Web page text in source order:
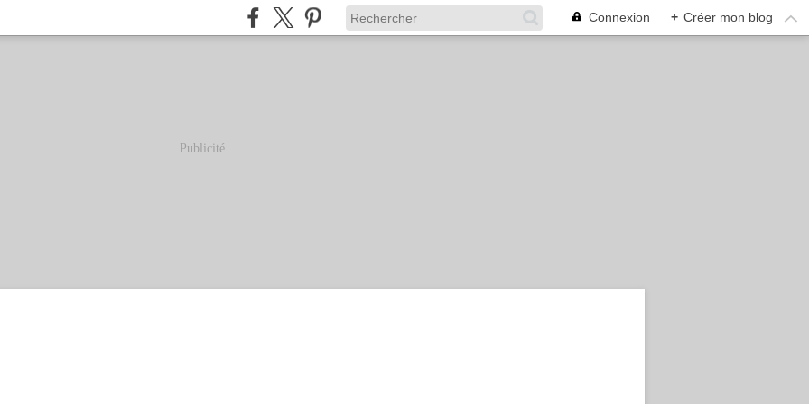
Connexion + Créer mon blog
Publicité